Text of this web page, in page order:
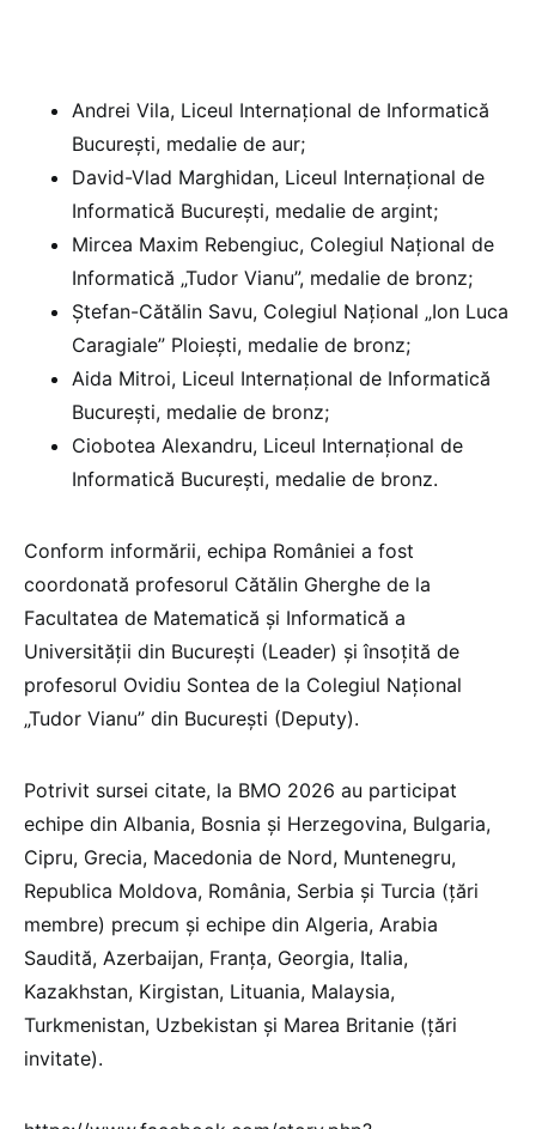
Andrei Vila, Liceul Internațional de Informatică
București, medalie de aur;
David-Vlad Marghidan, Liceul Internațional de
Informatică București, medalie de argint;
Mircea Maxim Rebengiuc, Colegiul Național de
Informatică „Tudor Vianu”, medalie de bronz;
Ștefan-Cătălin Savu, Colegiul Național „Ion Luca
Caragiale” Ploiești, medalie de bronz;
Aida Mitroi, Liceul Internațional de Informatică
București, medalie de bronz;
Ciobotea Alexandru, Liceul Internațional de
Informatică București, medalie de bronz.
Conform informării, echipa României a fost
coordonată profesorul Cătălin Gherghe de la
Facultatea de Matematică și Informatică a
Universității din București (Leader) și însoțită de
profesorul Ovidiu Sontea de la Colegiul Național
„Tudor Vianu” din București (Deputy).
Potrivit sursei citate, la BMO 2026 au participat
echipe din Albania, Bosnia şi Herzegovina, Bulgaria,
Cipru, Grecia, Macedonia de Nord, Muntenegru,
Republica Moldova, România, Serbia și Turcia (țări
membre) precum și echipe din Algeria, Arabia
Saudită, Azerbaijan, Franța, Georgia, Italia,
Kazakhstan, Kirgistan, Lituania, Malaysia,
Turkmenistan, Uzbekistan și Marea Britanie (țări
invitate).